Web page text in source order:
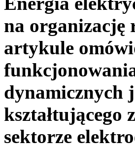
na organizację
artykule
dynamicznych
kształtującego
sektorze